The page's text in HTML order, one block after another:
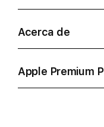
Acerca de
Apple Premium